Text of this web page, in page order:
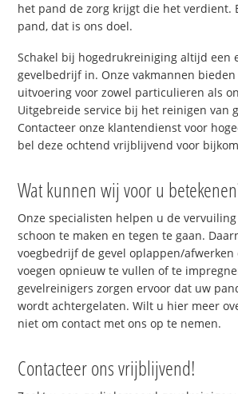
het pand de zorg krijgt die het verdient.
pand, dat is ons doel.
Schakel bij hogedrukreiniging altijd een
gevelbedrijf in. Onze vakmannen
uitvoering voor zowel particulieren als
Uitgebreide service bij het reinigen van
Contacteer onze klantendienst voor
bel deze ochtend vrijblijvend voor
Wat kunnen wij voor u
Onze specialisten helpen u de
schoon te maken en tegen te gaan.
voegbedrijf de gevel oplappen/afwerken
voegen opnieuw te vullen of te
gevelreinigers zorgen ervoor dat uw
wordt achtergelaten. Wilt u hier meer
niet om contact met ons op te nemen.
Contacteer ons vrijblijvend!